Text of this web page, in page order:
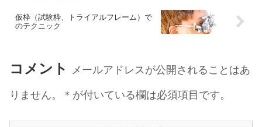
となります。フレイルの種類と予防大き
く3つに分類されます。身体的フレイル移
動機能の低下、筋肉の衰え、視力低下、
仮枠（試験枠、トライアルフレーム）で
のテクニック
コメント メールアドレスが公開されることはあ
りません。＊が付いている欄は必須項目です。